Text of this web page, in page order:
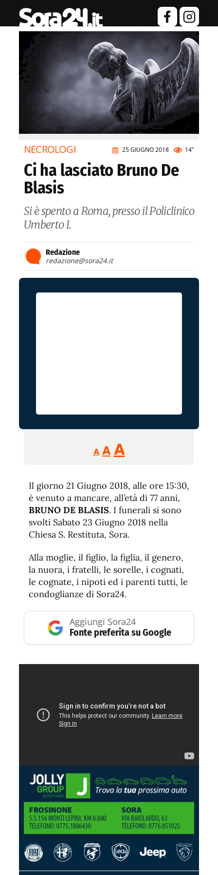
25 GIUGNO 2018 14"
NECROLOGI
Ci ha lasciato Bruno De
Blasis
Si è spento a Roma, presso il Policlinico
Umberto I.
Redazione
redazione@sora24.it
A
Reducir
tamaño
A Restablecer
de
fuente
AAumentar
de
fuente.
Il giorno 21 Giugno 2018, alle ore 15:30,
è venuto a mancare, all’età di 77 anni,
BRUNO DE BLASIS. I funerali si sono
svolti Sabato 23 Giugno 2018 nella
Chiesa S. Restituta, Sora.
Alla moglie, il figlio, la figlia, il genero,
la nuora, i fratelli, le sorelle, i cognati,
le cognate, i nipoti ed i parenti tutti, le
condoglianze di Sora24.
Aggiungi Sora24
Fonte preferita su Google